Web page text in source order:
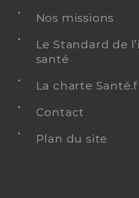
Nos missions
Le Standard de
santé
La charte
Contact
Plan du site